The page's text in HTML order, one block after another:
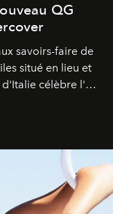
QG
savoirs-faire de
situé en lieu et
célèbre l'art